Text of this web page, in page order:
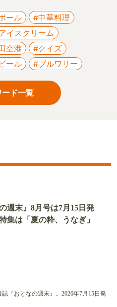
ール
#中華料理
イスクリーム
空港
#クイズ
ール #ブルワリー
ード一覧
週末』8月号は7月15日発
は「夏の粋、うなぎ」
『おとなの週末』。2026年7月15日発